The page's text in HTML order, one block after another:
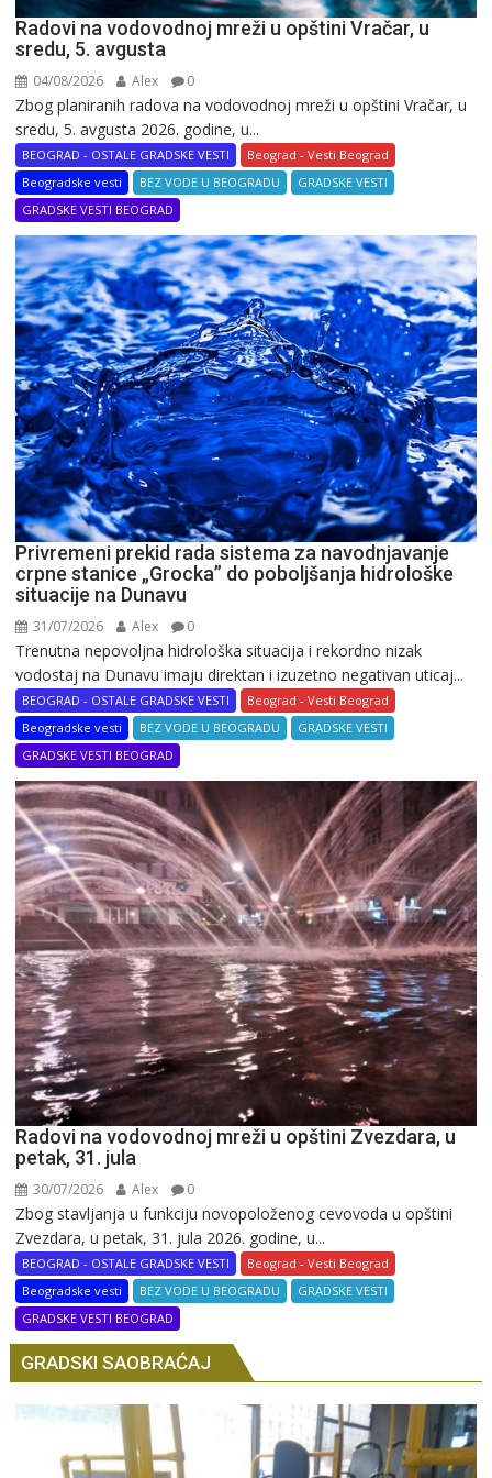
Radovi na vodovodnoj mreži u opštini Vračar, u
sredu, 5. avgusta
04/08/2026 Alex 0
Zbog planiranih radova na vodovodnoj mreži u opštini Vračar, u
sredu, 5. avgusta 2026. godine, u...
BEOGRAD - OSTALE GRADSKE VESTI
Beograd - Vesti Beograd
Beogradske vesti
BEZ VODE U BEOGRADU
GRADSKE VESTI
GRADSKE VESTI BEOGRAD
Privremeni prekid rada sistema za navodnjavanje
crpne stanice „Grocka” do poboljšanja hidrološke
situacije na Dunavu
31/07/2026 Alex 0
Trenutna nepovoljna hidrološka situacija i rekordno nizak
vodostaj na Dunavu imaju direktan i izuzetno negativan uticaj...
BEOGRAD - OSTALE GRADSKE VESTI
Beograd - Vesti Beograd
Beogradske vesti
BEZ VODE U BEOGRADU
GRADSKE VESTI
GRADSKE VESTI BEOGRAD
Radovi na vodovodnoj mreži u opštini Zvezdara, u
petak, 31. jula
30/07/2026 Alex 0
Zbog stavljanja u funkciju novopoloženog cevovoda u opštini
Zvezdara, u petak, 31. jula 2026. godine, u...
BEOGRAD - OSTALE GRADSKE VESTI
Beograd - Vesti Beograd
Beogradske vesti
BEZ VODE U BEOGRADU
GRADSKE VESTI
GRADSKE VESTI BEOGRAD
GRADSKI SAOBRAĆAJ